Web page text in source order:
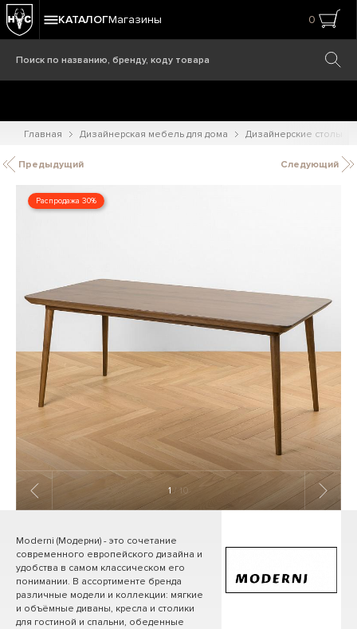
КАТАЛОГМагазины 0
Главная Дизайнерская мебель для дома Дизайнерские столы
Предыдущий Следующий
Распродажа 30%
1 / 10
Moderni (Модерни) - это сочетание
современного европейского дизайна и
удобства в самом классическом его
понимании. В ассортименте бренда
различные модели и коллекции: мягкие
и объёмные диваны, кресла и столики
для гостиной и спальни, обеденные